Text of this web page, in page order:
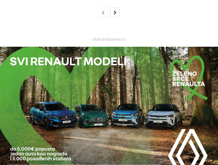
- Advertisement -